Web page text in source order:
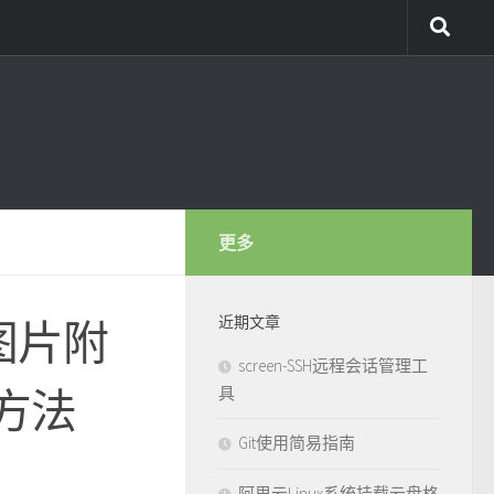
片附
法
更多
近期文章
screen-SSH远程会话管理工
具
Git使用简易指南